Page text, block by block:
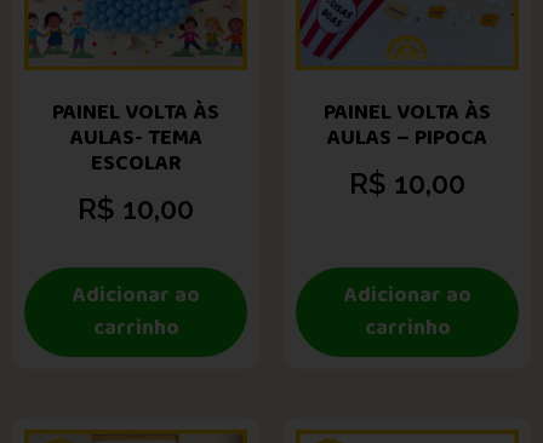
PAINEL VOLTA ÀS
AULAS- TEMA
ESCOLAR
R$ 10,00
Adicionar ao
carrinho
PAINEL VOLTA ÀS
AULAS – PIPOCA
R$ 10,00
Adicionar ao
carrinho